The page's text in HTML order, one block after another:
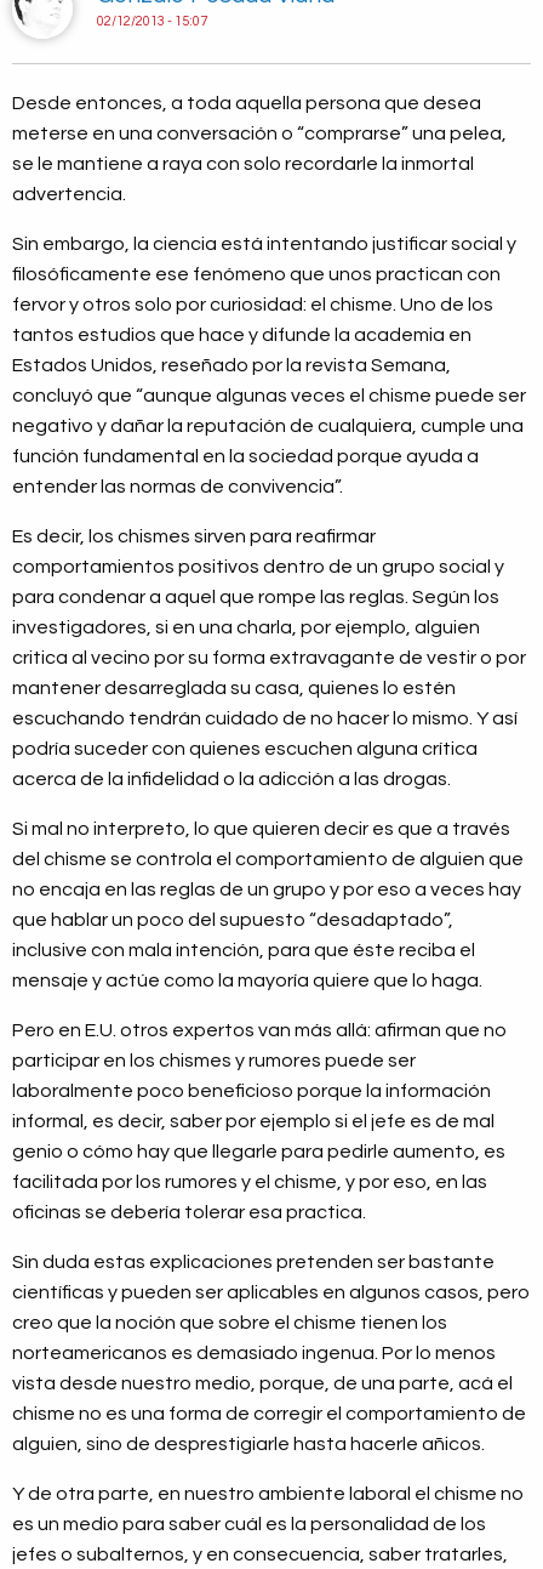
02/12/2013 - 15:07
Desde entonces, a toda aquella persona que desea
meterse en una conversación o “comprarse” una pelea,
se le mantiene a raya con solo recordarle la inmortal
advertencia.
Sin embargo, la ciencia está intentando justificar social y
filosóficamente ese fenómeno que unos practican con
fervor y otros solo por curiosidad: el chisme. Uno de los
tantos estudios que hace y difunde la academia en
Estados Unidos, reseñado por la revista Semana,
concluyó que “aunque algunas veces el chisme puede ser
negativo y dañar la reputación de cualquiera, cumple una
función fundamental en la sociedad porque ayuda a
entender las normas de convivencia”.
Es decir, los chismes sirven para reafirmar
comportamientos positivos dentro de un grupo social y
para condenar a aquel que rompe las reglas. Según los
investigadores, si en una charla, por ejemplo, alguien
critica al vecino por su forma extravagante de vestir o por
mantener desarreglada su casa, quienes lo estén
escuchando tendrán cuidado de no hacer lo mismo. Y así
podría suceder con quienes escuchen alguna crítica
acerca de la infidelidad o la adicción a las drogas.
Si mal no interpreto, lo que quieren decir es que a través
del chisme se controla el comportamiento de alguien que
no encaja en las reglas de un grupo y por eso a veces hay
que hablar un poco del supuesto “desadaptado”,
inclusive con mala intención, para que éste reciba el
mensaje y actúe como la mayoría quiere que lo haga.
Pero en E.U. otros expertos van más allá: afirman que no
participar en los chismes y rumores puede ser
laboralmente poco beneficioso porque la información
informal, es decir, saber por ejemplo si el jefe es de mal
genio o cómo hay que llegarle para pedirle aumento, es
facilitada por los rumores y el chisme, y por eso, en las
oficinas se debería tolerar esa practica.
Sin duda estas explicaciones pretenden ser bastante
científicas y pueden ser aplicables en algunos casos, pero
creo que la noción que sobre el chisme tienen los
norteamericanos es demasiado ingenua. Por lo menos
vista desde nuestro medio, porque, de una parte, acá el
chisme no es una forma de corregir el comportamiento de
alguien, sino de desprestigiarle hasta hacerle añicos.
Y de otra parte, en nuestro ambiente laboral el chisme no
es un medio para saber cuál es la personalidad de los
jefes o subalternos, y en consecuencia, saber tratarles,